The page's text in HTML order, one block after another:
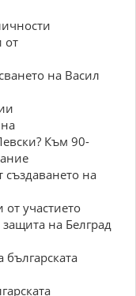
от
на Васил
Към 90-
на
участието
защита на Белград